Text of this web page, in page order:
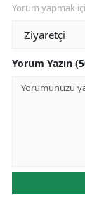
Yorum yapmak
Yorum Yazın